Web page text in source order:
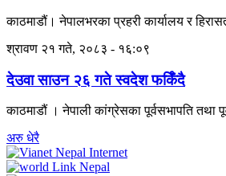
काठमाडौं। नेपालभरका प्रहरी कार्यालय र
श्रावण २१ गते, २०८३ - १६:०९
देउवा साउन २६ गते स्वदेश फर्किँदै
काठमाडौं । नेपाली कांग्रेसका पूर्वसभापति तथा
अरु धेरै